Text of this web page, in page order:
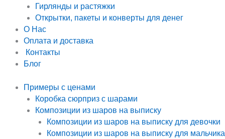
Гирлянды и растяжки
Открытки, пакеты и конверты для денег
О Нас
Оплата и доставка
Контакты
Блог
Примеры с ценами
Коробка сюрприз с шарами
Композиции из шаров на выписку
Композиции из шаров на выписку для девочки
Композиции из шаров на выписку для мальчика